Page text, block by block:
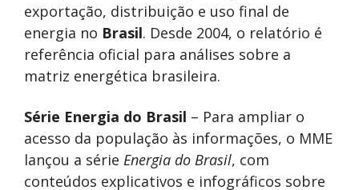
exportação, distribuição e uso final de
energia no Brasil. Desde 2004, o relatório é
referência oficial para análises sobre a
matriz energética brasileira.
Série Energia do Brasil – Para ampliar o
acesso da população às informações, o MME
lançou a série Energia do Brasil, com
conteúdos explicativos e infográficos sobre